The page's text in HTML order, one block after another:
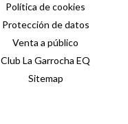
Política de cookies
Protección de datos
Venta a público
Club La Garrocha EQ
Sitemap